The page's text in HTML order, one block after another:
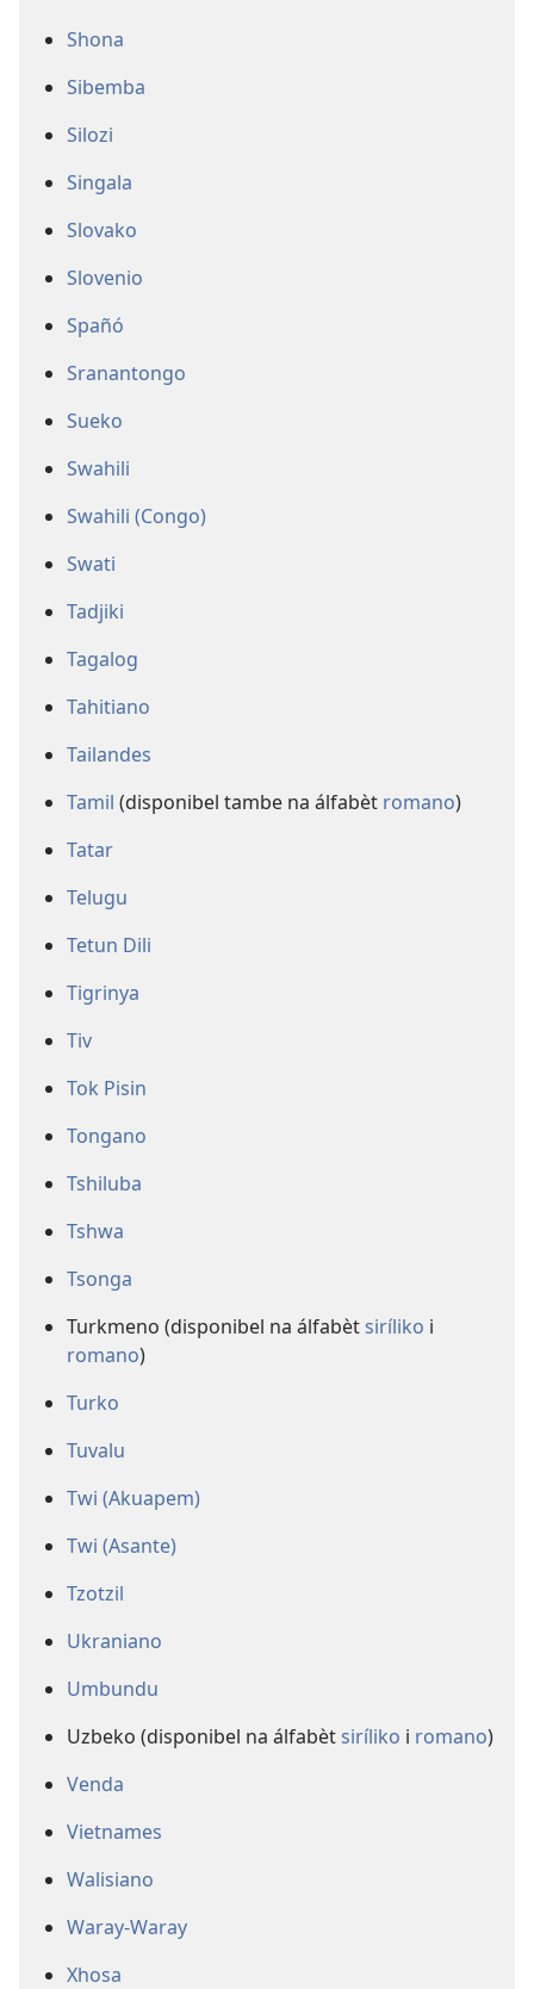
Shona
Sibemba
Silozi
Singala
Slovako
Slovenio
Spañó
Sranantongo
Sueko
Swahili
Swahili (Congo)
Swati
Tadjiki
Tagalog
Tahitiano
Tailandes
Tamil (disponibel tambe na álfabèt romano)
Tatar
Telugu
Tetun Dili
Tigrinya
Tiv
Tok Pisin
Tongano
Tshiluba
Tshwa
Tsonga
Turkmeno (disponibel na álfabètsiríliko i
romano)
Turko
Tuvalu
Twi (Akuapem)
Twi (Asante)
Tzotzil
Ukraniano
Umbundu
Uzbeko (disponibel na álfabètsiríliko i romano)
Venda
Vietnames
Walisiano
Waray-Waray
Xhosa